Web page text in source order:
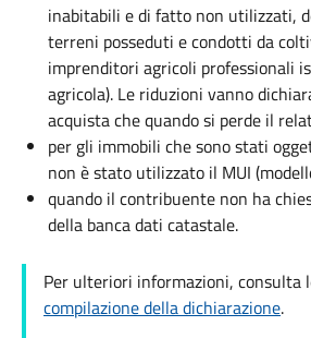
inabitabili e di fatto non utilizzati,
terreni posseduti e condotti da
imprenditori agricoli professionali
agricola). Le riduzioni vanno
acquista che quando si perde il
per gli immobili che sono stati
non è stato utilizzato il MUI
quando il contribuente non ha
della banca dati catastale.
Per ulteriori informazioni, consulta
compilazione della dichiarazione.